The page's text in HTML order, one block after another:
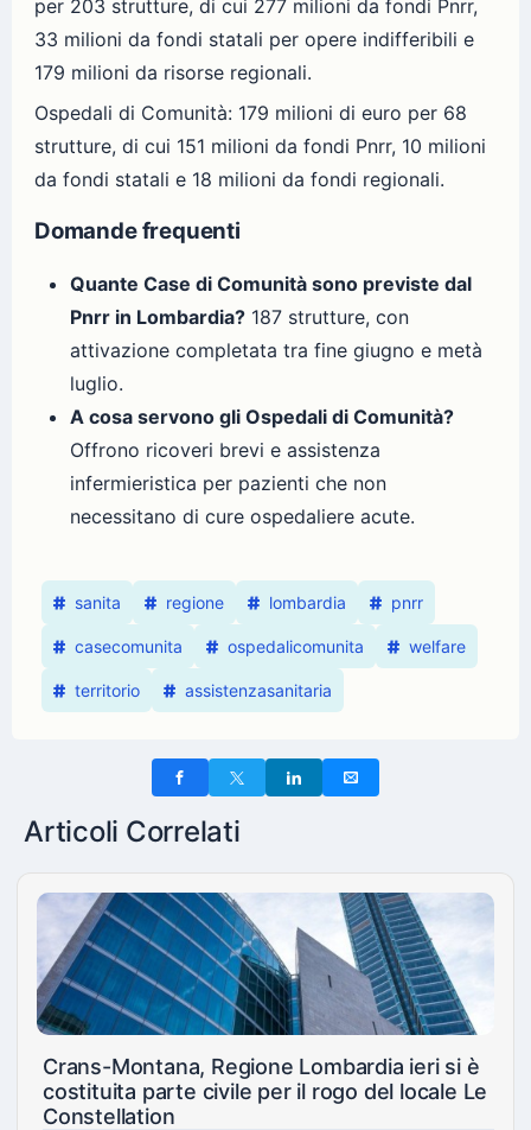
per 203 strutture, di cui 277 milioni da fondi Pnrr,
33 milioni da fondi statali per opere indifferibili e
179 milioni da risorse regionali.
Ospedali di Comunità: 179 milioni di euro per 68
strutture, di cui 151 milioni da fondi Pnrr, 10 milioni
da fondi statali e 18 milioni da fondi regionali.
Domande frequenti
Quante Case di Comunità sono previste dal
Pnrr in Lombardia? 187 strutture, con
attivazione completata tra fine giugno e metà
luglio.
A cosa servono gli Ospedali di Comunità?
Offrono ricoveri brevi e assistenza
infermieristica per pazienti che non
necessitano di cure ospedaliere acute.
sanita regione lombardia pnrr
casecomunita ospedalicomunita welfare
territorio assistenzasanitaria
Articoli Correlati
Crans-Montana, Regione Lombardia ieri si è
costituita parte civile per il rogo del locale Le
Constellation